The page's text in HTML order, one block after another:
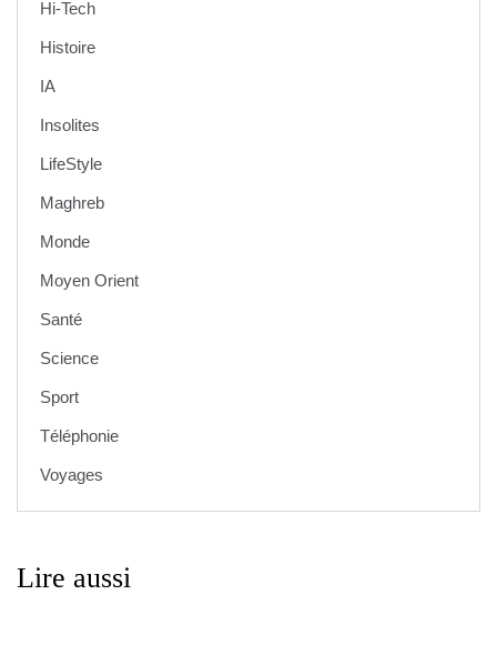
Hi-Tech
Histoire
IA
Insolites
LifeStyle
Maghreb
Monde
Moyen Orient
Santé
Science
Sport
Téléphonie
Voyages
Lire aussi